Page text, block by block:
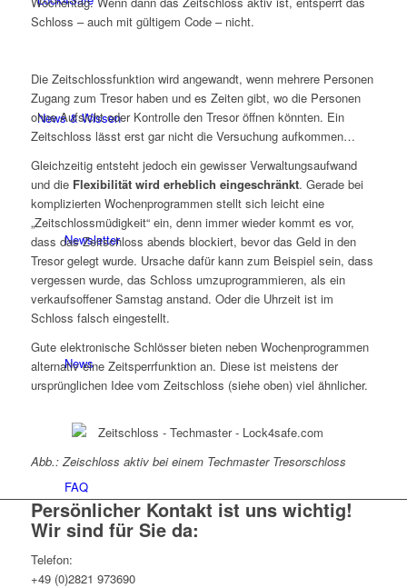
News & Wissen
Newsletter
News
FAQ
Schloss – auch mit gültigem Code – nicht.
Die Zeitschlossfunktion wird angewandt, wenn mehrere Personen
Zugang zum Tresor haben und es Zeiten gibt, wo die Personen
ohne Aufsicht oder Kontrolle den Tresor öffnen könnten. Ein
Zeitschloss lässt erst gar nicht die Versuchung aufkommen…
Gleichzeitig entsteht jedoch ein gewisser Verwaltungsaufwand
und die Flexibilität wird erheblich eingeschränkt. Gerade bei
komplizierten Wochenprogrammen stellt sich leicht eine
„Zeitschlossmüdigkeit“ ein, denn immer wieder kommt es vor,
dass das Zeitschloss abends blockiert, bevor das Geld in den
Tresor gelegt wurde. Ursache dafür kann zum Beispiel sein, dass
vergessen wurde, das Schloss umzuprogrammieren, als ein
verkaufsoffener Samstag anstand. Oder die Uhrzeit ist im
Schloss falsch eingestellt.
Gute elektronische Schlösser bieten neben Wochenprogrammen
alternativ eine Zeitsperrfunktion an. Diese ist meistens der
ursprünglichen Idee vom Zeitschloss (siehe oben) viel ähnlicher.
Abb.: Zeischloss aktiv bei einem Techmaster Tresorschloss
Persönlicher Kontakt ist uns wichtig!
Wir sind für Sie da:
Telefon:
+49 (0)2821 973690